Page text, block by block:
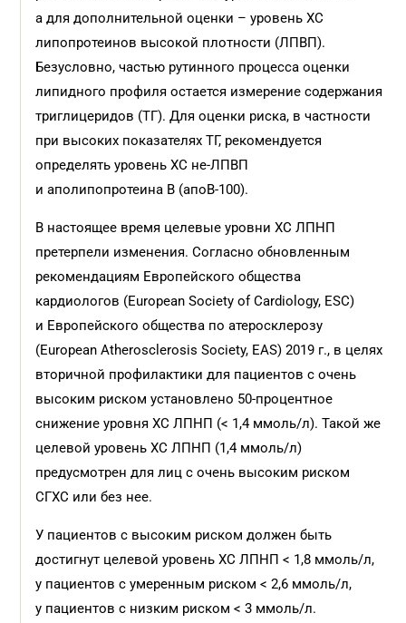
а для дополнительной оценки – уровень ХС
липопротеинов высокой плотности (ЛПВП).
Безусловно, частью рутинного процесса оценки
липидного профиля остается измерение содержания
триглицеридов (ТГ). Для оценки риска, в частности
при высоких показателях ТГ, рекомендуется
определять уровень ХС не-ЛПВП
и аполипопротеина B (апоB-100).
В настоящее время целевые уровни ХС ЛПНП
претерпели изменения. Согласно обновленным
рекомендациям Европейского общества
кардиологов (European Society of Cardiology, ESC)
и Европейского общества по атеросклерозу
(European Atherosclerosis Society, EAS) 2019 г., в целях
вторичной профилактики для пациентов с очень
высоким риском установлено 50-процентное
снижение уровня ХС ЛПНП (< 1,4 ммоль/л). Такой же
целевой уровень ХС ЛПНП (1,4 ммоль/л)
предусмотрен для лиц с очень высоким риском
СГХС или без нее.
У пациентов с высоким риском должен быть
достигнут целевой уровень ХС ЛПНП < 1,8 ммоль/л,
у пациентов с умеренным риском < 2,6 ммоль/л,
у пациентов с низким риском < 3 ммоль/л.